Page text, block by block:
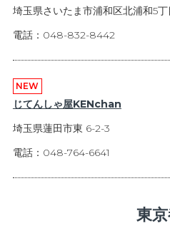
埼玉県さいたま市浦和区北浦和5
電話：048-832-8442
NEW
じてんしゃ屋KENchan
埼玉県蓮田市東 6-2-3
電話：048-764-6641
東